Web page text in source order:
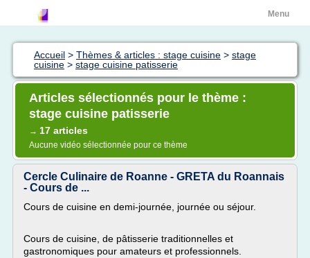
Menu
Accueil > Thèmes & articles : stage cuisine > stage
cuisine > stage cuisine patisserie
Articles sélectionnés pour le thème :
stage cuisine patisserie
→ 17 articles
Aucune vidéo sélectionnée pour ce thème
Cercle Culinaire de Roanne - GRETA du Roannais
- Cours de ...
Cours de cuisine en demi-journée, journée ou séjour.
Cours de cuisine, de pâtisserie traditionnelles et
gastronomiques pour amateurs et professionnels.